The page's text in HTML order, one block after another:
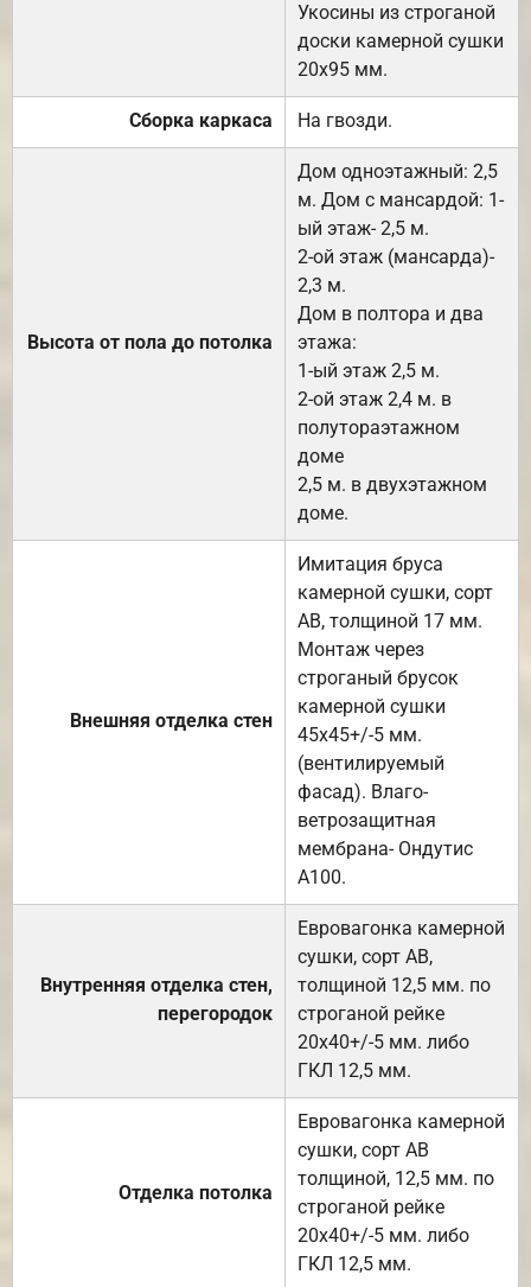
Укосины из строганой
доски камерной сушки
20х95 мм.
Сборка каркаса На гвозди.
Высота от пола до потолка
Дом одноэтажный: 2,5
м. Дом с мансардой: 1-
ый этаж- 2,5 м.
2-ой этаж (мансарда)-
2,3 м.
Дом в полтора и два
этажа:
1-ый этаж 2,5 м.
2-ой этаж 2,4 м. в
полутораэтажном
доме
2,5 м. в двухэтажном
доме.
Внешняя отделка стен
Имитация бруса
камерной сушки, сорт
АВ, толщиной 17 мм.
Монтаж через
строганый брусок
камерной сушки
45х45+/-5 мм.
(вентилируемый
фасад). Влаго-
ветрозащитная
мембрана- Ондутис
А100.
Внутренняя отделка стен,
перегородок
Евровагонка камерной
сушки, сорт АВ,
толщиной 12,5 мм. по
строганой рейке
20х40+/-5 мм. либо
ГКЛ 12,5 мм.
Отделка потолка
Евровагонка камерной
сушки, сорт АВ
толщиной, 12,5 мм. по
строганой рейке
20х40+/-5 мм. либо
ГКЛ 12,5 мм.